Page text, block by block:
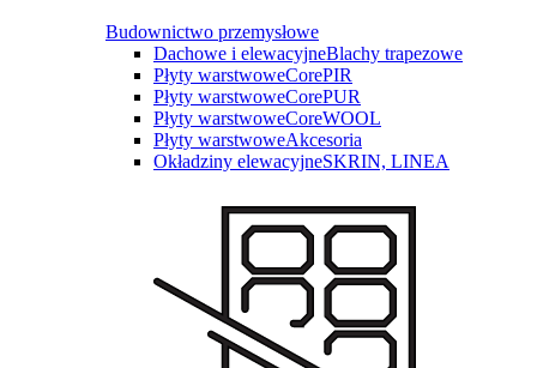
Budownictwo przemysłowe
Dachowe i elewacyjneBlachy trapezowe
Płyty warstwoweCorePIR
Płyty warstwoweCorePUR
Płyty warstwoweCoreWOOL
Płyty warstwoweAkcesoria
Okładziny elewacyjneSKRIN, LINEA